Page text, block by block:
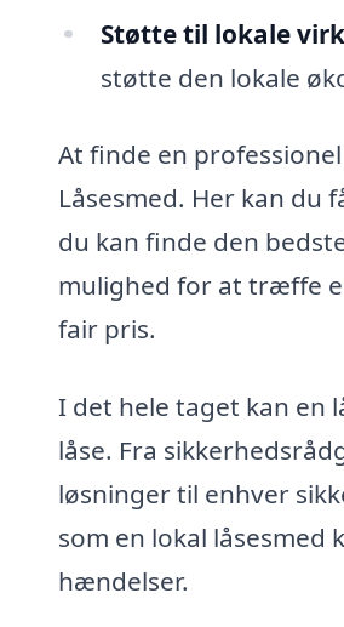
Støtte til lokale
støtte den lokale
At finde en
Låsesmed. Her kan du
du kan finde den
mulighed for at træffe
fair pris.
I det hele taget kan en
låse. Fra
løsninger til enhver
som en lokal
hændelser.